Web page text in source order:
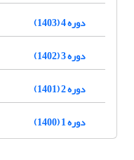
دوره 4 (1403)
دوره 3 (1402)
دوره 2 (1401)
دوره 1 (1400)